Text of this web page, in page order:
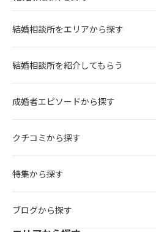
結婚相談所をエリアから探す
結婚相談所を紹介してもらう
成婚者エピソードから探す
クチコミから探す
特集から探す
ブログから探す